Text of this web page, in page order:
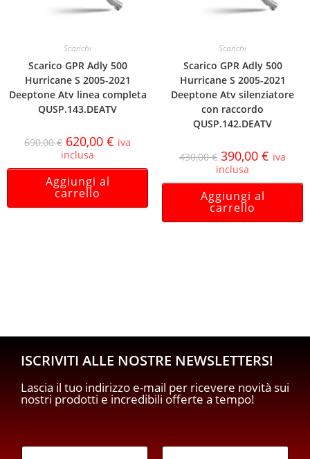
Scarichi
Scarico GPR Adly 500
Hurricane S 2005-2021
Deeptone Atv linea completa
QUSP.143.DEATV
690,00€ 620,00 € iva
inclusa
Aggiungi al
carrello
Scarichi
Scarico GPR Adly 500
Hurricane S 2005-2021
Deeptone Atv silenziatore
con raccordo
QUSP.142.DEATV
430,00€ 390,00 € iva
inclusa
Aggiungi al
carrello
ISCRIVITI ALLE NOSTRE NEWSLETTERS!
Lascia il tuo indirizzo e-mail per ricevere novità sui
nostri prodotti e incredibili offerte a tempo!
E